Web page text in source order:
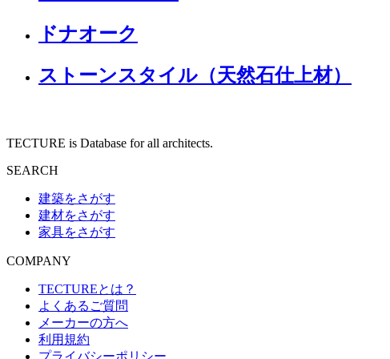
ドナオーク
ストーンスタイル（天然石仕上材）
TECTURE is Database for all architects.
SEARCH
建築をさがす
建材をさがす
家具をさがす
COMPANY
TECTUREとは？
よくあるご質問
メーカーの方へ
利用規約
プライバシーポリシー